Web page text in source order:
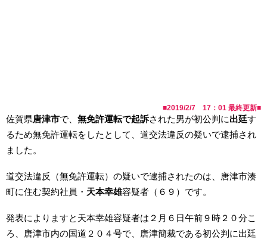
■2019/2/7 17：01 最終更新■
佐賀県唐津市で、 無免許運転で起訴された男が初公判に出廷す
るため無免許運転をしたとして、道交法違反の疑いで逮捕され
ました。
道交法違反（無免許運転）の疑いで逮捕されたのは、唐津市湊
町に住む契約社員・ 天本幸雄容疑者（６９）です。
発表によりますと天本幸雄容疑者は２月６日午前９時２０分こ
ろ、唐津市内の国道２０４号で、唐津簡裁である初公判に出廷